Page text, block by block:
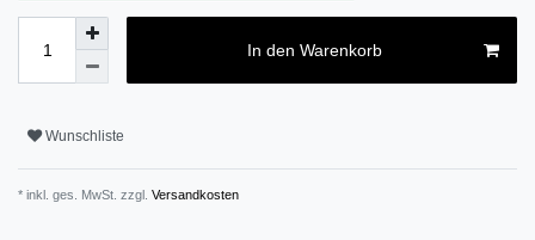
In den Warenkorb
Wunschliste
* inkl. ges. MwSt. zzgl. Versandkosten